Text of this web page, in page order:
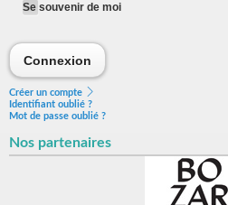
Se souvenir de moi
Connexion
Créer un compte
Identifiant oublié ?
Mot de passe oublié ?
Nos partenaires